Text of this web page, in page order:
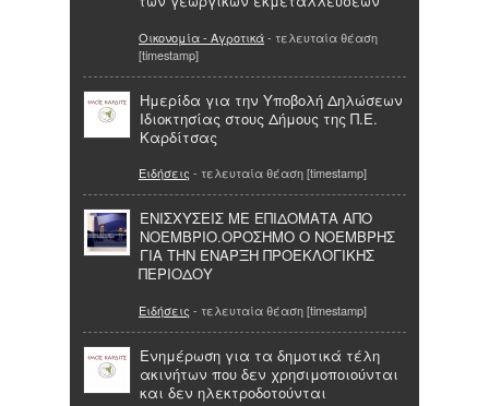
Οικονομία - Αγροτικά- τελευταία θέαση
[timestamp]
Ημερίδα για την Υποβολή Δηλώσεων
Ιδιοκτησίας στους Δήμους της Π.Ε.
Καρδίτσας
Ειδήσεις - τελευταία θέαση [timestamp]
ΕΝΙΣΧΥΣΕΙΣ ΜΕ ΕΠΙΔΟΜΑΤΑ ΑΠΟ
ΝΟΕΜΒΡΙΟ.ΟΡΟΣΗΜΟ Ο ΝΟΕΜΒΡΗΣ
ΓΙΑ ΤΗΝ ΕΝΑΡΞΗ ΠΡΟΕΚΛΟΓΙΚΗΣ
ΠΕΡΙΟΔΟΥ
Ειδήσεις - τελευταία θέαση [timestamp]
Ενημέρωση για τα δημοτικά τέλη
ακινήτων που δεν χρησιμοποιούνται
και δεν ηλεκτροδοτούνται